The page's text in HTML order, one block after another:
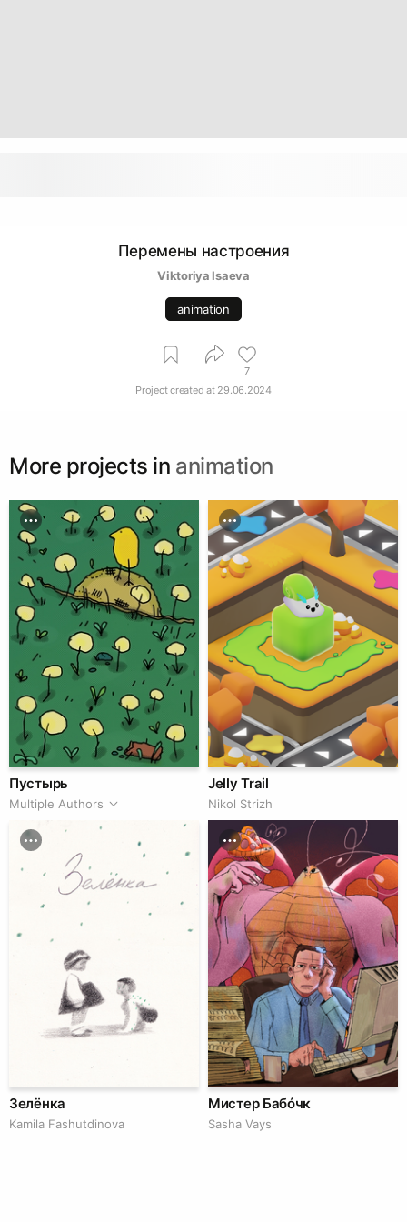
Перемены настроения
Viktoriya Isaeva
animation
7
Project created at 29.06.2024
More projects in animation
Пустырь
Multiple Authors
Jelly Trail
Nikol Strizh
Зелёнка
Kamila Fashutdinova
Мистер Бабóчк
Sasha Vays